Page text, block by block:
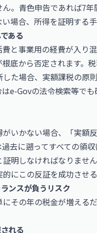
。青色申告であれば7
場合、所得を証明する
ある
と事業用の経費が入り
底から否定されます。
た場合、実額課税の原
e-Govの法令検索等で
いかない場合、「実額
去に遡ってすべての領
証明しなければなりま
にこの反証を成功させ
ンスが負うリスク
その年の税金が増える
れる